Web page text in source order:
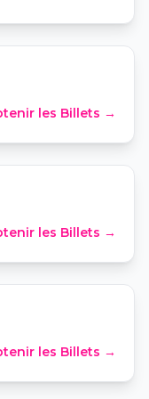
les Billets →
do
les Billets →
Gastrobar
les Billets →